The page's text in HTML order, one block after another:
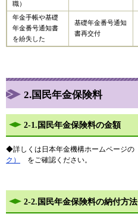
職）
年金手帳や基礎
年金番号通知書
を紛失した
基礎年金番号通知
書再交付
2.国民年金保険料
2-1.国民年金保険料の金額
◆詳しくは日本年金機構ホームページの
ク）
をご確認ください。
2-2.国民年金保険料の納付方法